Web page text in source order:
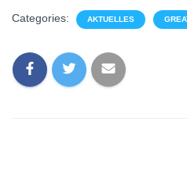
Categories: AKTUELLES